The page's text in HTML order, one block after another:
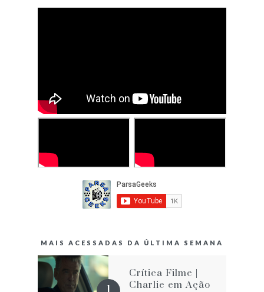
MAIS ACESSADAS DA ÚLTIMA SEMANA
Crítica Filme |
Charlie em Ação